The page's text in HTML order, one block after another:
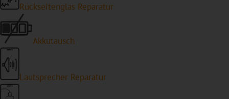
Rückseitenglas Reparatur
Akkutausch
Lautsprecher Reparatur